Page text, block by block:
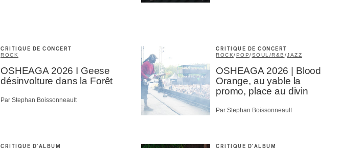
CRITIQUE DE CONCERT
ROCK
OSHEAGA 2026 I Geese
désinvolture dans la Forêt
Par Stephan Boissonneault
CRITIQUE DE CONCERT
ROCK/POP/SOUL/R&B /JAZZ
OSHEAGA 2026 | Blood
Orange, au yable la
promo, place au divin
Par Stephan Boissonneault
CRITIQUE D'ALBUM CRITIQUE D'ALBUM